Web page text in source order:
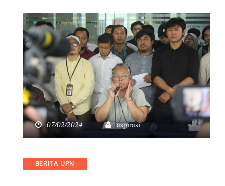
07/02/2024 aspirasi
Categories
BERITA UPN